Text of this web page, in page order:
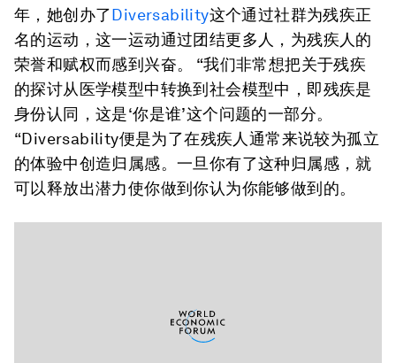
年，她创办了Diversability这个通过社群为残疾正
名的运动，这一运动通过团结更多人，为残疾人的
荣誉和赋权而感到兴奋。 “我们非常想把关于残疾
的探讨从医学模型中转换到社会模型中，即残疾是
身份认同，这是‘你是谁’这个问题的一部分。
“Diversability便是为了在残疾人通常来说较为孤立
的体验中创造归属感。一旦你有了这种归属感，就
可以释放出潜力使你做到你认为你能够做到的。